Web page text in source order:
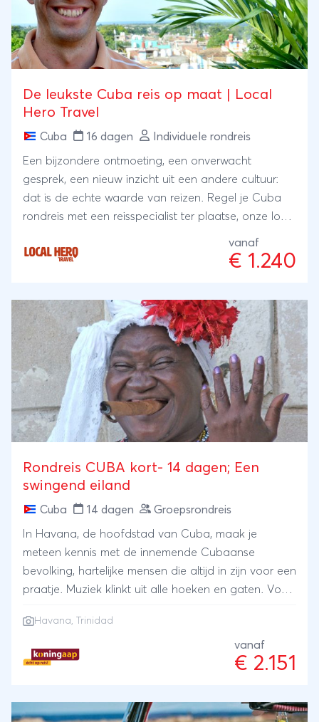
De leukste Cuba reis op maat | Local
Hero Travel
Cuba 16 dagen Individuele rondreis
Een bijzondere ontmoeting, een onverwacht
gesprek, een nieuw inzicht uit een andere cultuur:
dat is de echte waarde van reizen. Regel je Cuba
rondreis met een reisspecialist ter plaatse, onze local
kennis regelen zij je reis: kleinschalig en lokaal.
vanaf
€ 1.240
Rondreis CUBA kort- 14 dagen; Een
swingend eiland
Cuba 14 dagen Groepsrondreis
In Havana, de hoofdstad van Cuba, maak je
meteen kennis met de innemende Cubaanse
bevolking, hartelijke mensen die altijd in zijn voor een
praatje. Muziek klinkt uit alle hoeken en gaten. Voor
gooien in een lokaal muziekcafé. Naast
indrukwekkend Havana bezoek je ook het
sfeervolle, Spaans-koloniale Trinidad.
Havana, Trinidad
vanaf
€ 2.151